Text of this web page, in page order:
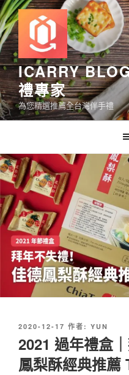
跳
至
主
要
內
容
ICARRY
禮專家
為您精選推薦全台灣伴手禮
發
於
2020-12-17 作者: YUN
2021 過年禮盒
鳳梨酥經典推薦